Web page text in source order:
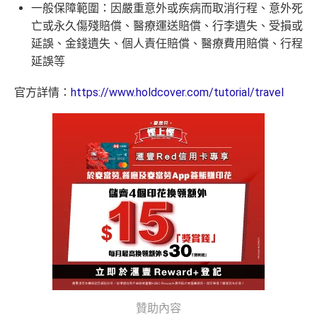
一般保障範圍：因嚴重意外或疾病而取消行程、 意外死
亡或永久傷殘賠償、 醫療運送賠償、 行李遺失、受損或
延誤、金錢遺失、 個人責任賠償、 醫療費用賠償、 行程
延誤等
官方詳情： https://www.holdcover.com/tutorial/travel
贊助內容